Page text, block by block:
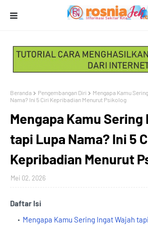
Beranda Pengembangan Diri
Mengapa Kamu
Nama? Ini 5 Ciri Kepribadian Menurut Psikolog
Mengapa Kamu Sering
tapi Lupa Nama? Ini 5
Kepribadian Menurut
Mei 02, 2026
Daftar Isi
Mengapa Kamu Sering Ingat Wajah